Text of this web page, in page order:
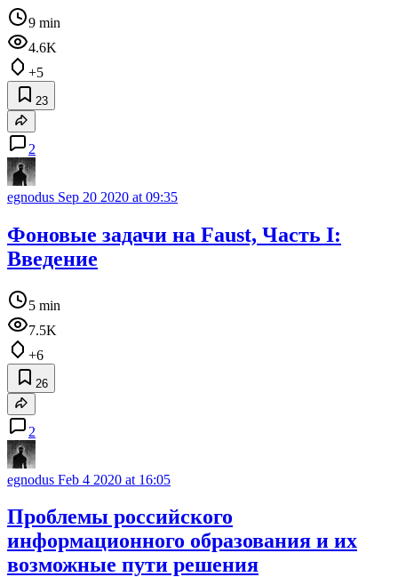
9 min
4.6K
+5
23
2
egnodus Sep 20 2020 at 09:35
Фоновые задачи на Faust, Часть I:
Введение
5 min
7.5K
+6
26
2
egnodus Feb 4 2020 at 16:05
Проблемы российского
информационного образования и их
возможные пути решения